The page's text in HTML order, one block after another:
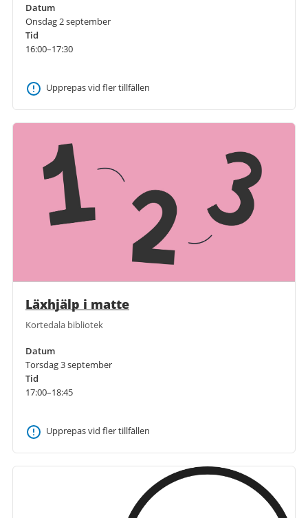
Datum
Onsdag 2 september
Tid
16:00–17:30
Upprepas vid fler tillfällen
Läxhjälp i matte
Kortedala bibliotek
Datum
Torsdag 3 september
Tid
17:00–18:45
Upprepas vid fler tillfällen